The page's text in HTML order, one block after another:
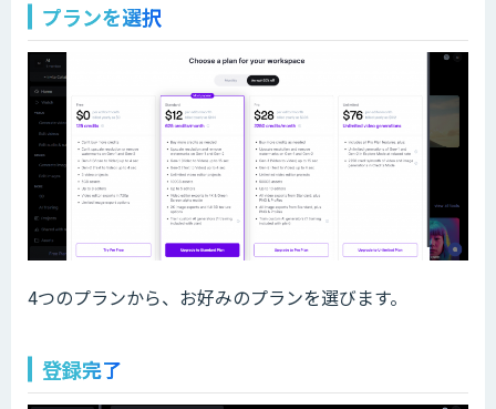
プランを選択
4つのプランから、お好みのプランを選びます。
登録完了